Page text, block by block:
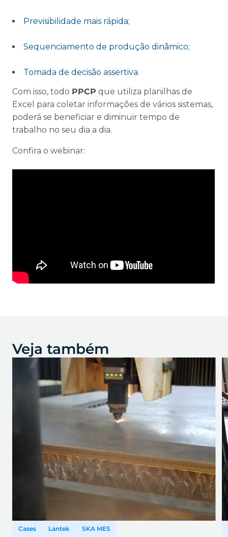
Previsibilidade mais rápida;
Sequenciamento de produção dinâmico;
Tomada de decisão assertiva.
Com isso, todo PPCP que utiliza planilhas de
Excel para coletar informações de vários sistemas,
poderá se beneficiar e diminuir tempo de
trabalho no seu dia a dia.
Confira o webinar:
Veja também
Cases Lantek SKA MES